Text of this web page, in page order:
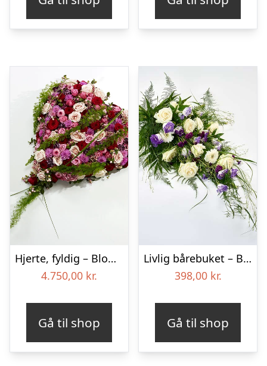
Hjerte, fyldig – Blomster til begravelse
4.750,00 kr.
Gå til shop
Livlig bårebuket – Blomster til begravelse
398,00 kr.
Gå til shop